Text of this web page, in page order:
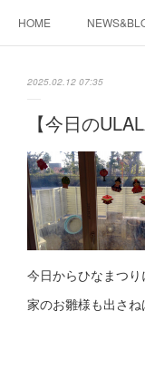
HOME
2025.02.12 07:35
【今日の
今日からひなまつ
家のお雛様も出さね